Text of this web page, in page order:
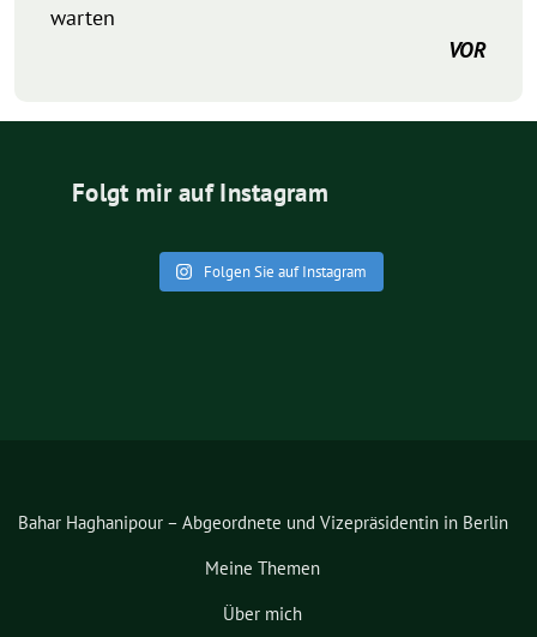
warten
VOR
Folgt mir auf Instagram
Folgen Sie auf Instagram
Bahar Haghanipour – Abgeordnete und Vizepräsidentin in Berlin
Meine Themen
Über mich